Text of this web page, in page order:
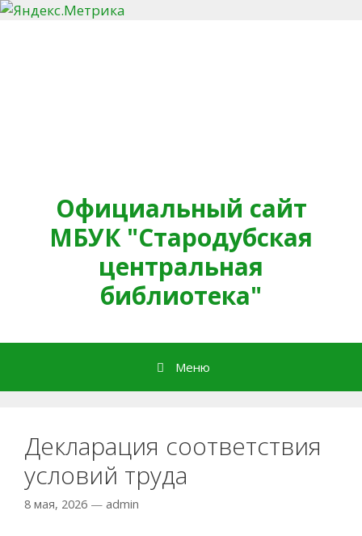
Официальный сайт
МБУК "Стародубская
центральная
библиотека"
Меню
Декларация соответствия
условий труда
8 мая, 2026 — admin